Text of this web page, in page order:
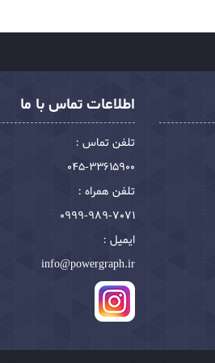
اطلاعات تماس با ما
تلفن تماس :
045-33615900
تلفن همراه :
0999-989-7071
ایمیل :
info@powergraph.ir